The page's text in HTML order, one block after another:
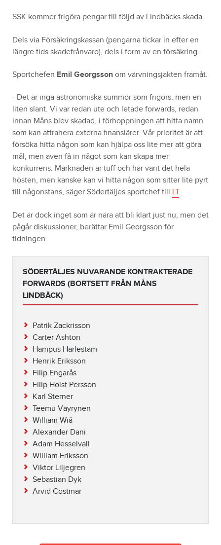
SSK kommer frigöra pengar till följd av Lindbäcks skada.
Dels via Försäkringskassan (pengarna tickar in efter en
längre tids skadefrånvaro), dels i form av en försäkring.
Sportchefen Emil Georgsson om värvningsjakten framåt.
- Det är inga astronomiska summor som frigörs, men en
liten slant. Vi var redan ute och letade forwards, redan
innan Måns blev skadad, i förhoppningen att hitta namn
som kan attrahera externa finansiärer. Vår prioritet är att
försöka hitta någon som kan hjälpa oss lite mer att göra
mål, men även få in något som kan skapa mer
konkurrens. Marknaden är tuff och har varit det hela
hösten, men kanske kan vi hitta någon som sitter lite pyrt
till någonstans, säger Södertäljes sportchef till LT.
Det är dock inget som är nära att bli klart just nu, men det
pågår diskussioner, berättar Emil Georgsson för
tidningen.
SÖDERTÄLJES NUVARANDE KONTRAKTERADE
FORWARDS (BORTSETT FRÅN MÅNS
LINDBÄCK)
Patrik Zackrisson
Carter Ashton
Hampus Harlestam
Henrik Eriksson
Filip Engarås
Filip Holst Persson
Karl Sterner
Teemu Väyrynen
William Wiå
Alexander Dani
Adam Hesselvall
William Eriksson
Viktor Liljegren
Sebastian Dyk
Arvid Costmar